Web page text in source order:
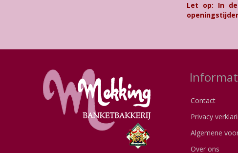
Let op: In
Contact
Privacy
Algemene
Over ons